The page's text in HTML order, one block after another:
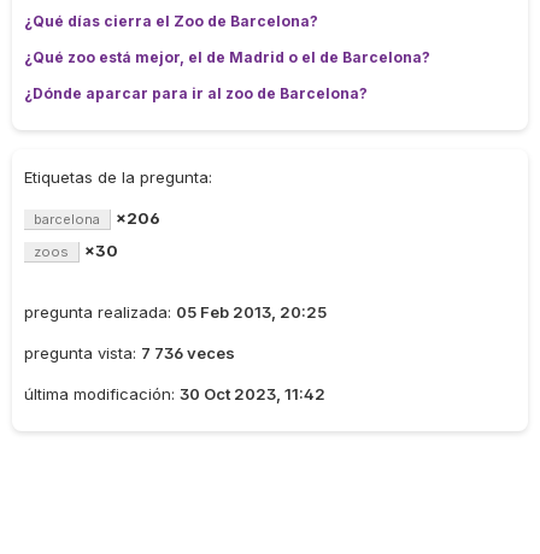
¿Qué días cierra el Zoo de Barcelona?
¿Qué zoo está mejor, el de Madrid o el de Barcelona?
¿Dónde aparcar para ir al zoo de Barcelona?
Etiquetas de la pregunta:
barcelona ×206
zoos ×30
pregunta realizada: 05 Feb 2013, 20:25
pregunta vista: 7 736 veces
última modificación: 30 Oct 2023, 11:42